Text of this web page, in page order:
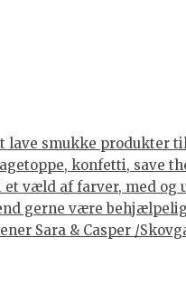
smukke produkter
konfetti, save
væld af farver, med
gerne være
Sara & Casper /